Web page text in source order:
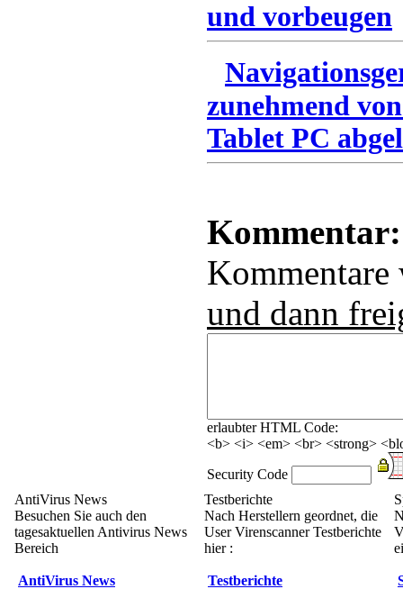
und vorbeugen
zunehmend
Tablet PC
Kommentar:
und dann
erlaubter HTML Code:
<b> <i> <em> <br> <strong>
Security Code
AntiVirus News
Besuchen Sie auch den
tagesaktuellen Antivirus News
Bereich
AntiVirus News
Testberichte
Nach Herstellern geordnet, die
User Virenscanner Testberichte
hier :
Testberichte